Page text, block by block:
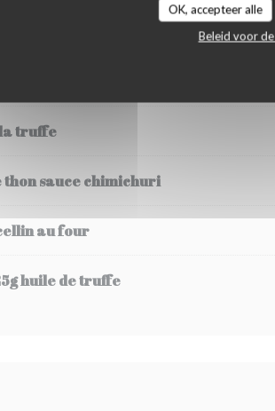
OK, accepteer alle
Beleid voor
charcuteries et fromages
de poisson
truffe
thon sauce chimichuri
au four
huile de truffe